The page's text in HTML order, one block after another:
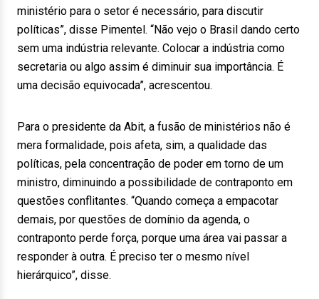
ministério para o setor é necessário, para discutir
políticas”, disse Pimentel. “Não vejo o Brasil dando certo
sem uma indústria relevante. Colocar a indústria como
secretaria ou algo assim é diminuir sua importância. É
uma decisão equivocada”, acrescentou.
Para o presidente da Abit, a fusão de ministérios não é
mera formalidade, pois afeta, sim, a qualidade das
políticas, pela concentração de poder em torno de um
ministro, diminuindo a possibilidade de contraponto em
questões conflitantes. “Quando começa a empacotar
demais, por questões de domínio da agenda, o
contraponto perde força, porque uma área vai passar a
responder à outra. É preciso ter o mesmo nível
hierárquico”, disse.